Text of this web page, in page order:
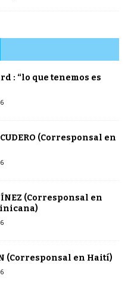
: “lo que tenemos es
(Corresponsal en
(Corresponsal en
(Corresponsal en Haití)